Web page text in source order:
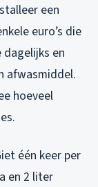
een
euro’s die
en
afwasmiddel.
hoeveel
één keer per
en 2 liter